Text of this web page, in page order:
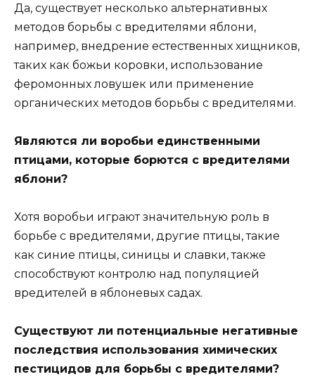
Да, существует несколько альтернативных
методов борьбы с вредителями яблони,
например, внедрение естественных хищников,
таких как божьи коровки, использование
феромонных ловушек или применение
органических методов борьбы с вредителями.
Являются ли воробьи единственными
птицами, которые борются с вредителями
яблони?
Хотя воробьи играют значительную роль в
борьбе с вредителями, другие птицы, такие
как синие птицы, синицы и славки, также
способствуют контролю над популяцией
вредителей в яблоневых садах.
Существуют ли потенциальные негативные
последствия использования химических
пестицидов для борьбы с вредителями?